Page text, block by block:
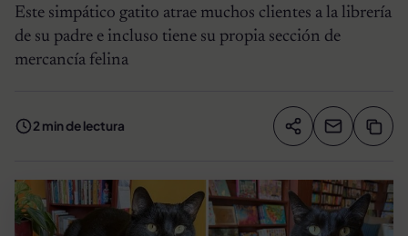
Este simpático gatito atrae muchos clientes a la librería
de su padre e incluso tiene su propia sección de
mercancía felina
2 min de lectura Compartir